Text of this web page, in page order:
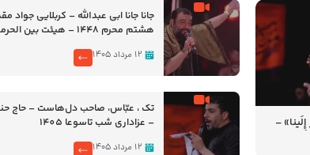
–
جانا جانا ابی عبدالله – کربلایی
هشتم محرم 1448 – هیئت بین الحرمین طهران
۱۲ مرداد ۱۴۰۵
تک ، عبّاس، صاحب دل‌هاست – حاج
– عزاداری شب تاسوعا 1405
۱۲ مرداد ۱۴۰۵